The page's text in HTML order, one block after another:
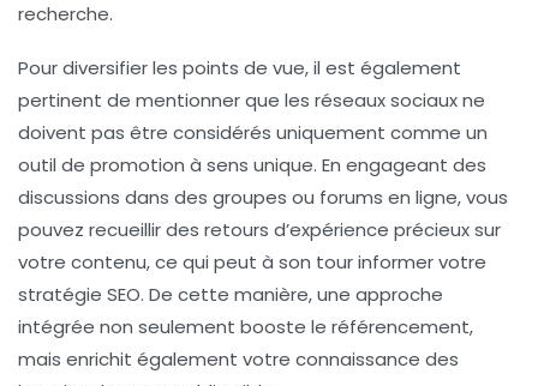
recherche.
Pour diversifier les points de vue, il est également
pertinent de mentionner que les réseaux sociaux ne
doivent pas être considérés uniquement comme un
outil de promotion à sens unique. En engageant des
discussions dans des groupes ou forums en ligne, vous
pouvez recueillir des retours d’expérience précieux sur
votre contenu, ce qui peut à son tour informer votre
stratégie SEO. De cette manière, une approche
intégrée non seulement booste le référencement,
mais enrichit également votre connaissance des